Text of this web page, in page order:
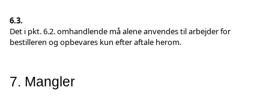
6.3.
Det i pkt. 6.2. omhandlende må alene anvendes til arbejder for
bestilleren og opbevares kun efter aftale herom.
7. Mangler